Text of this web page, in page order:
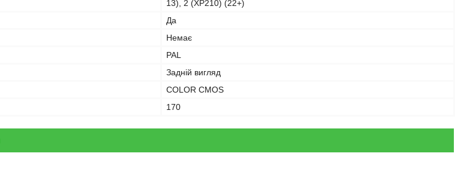
13), 2 (XP210) (22+)
Да
Немає
PAL
Задній вигляд
COLOR CMOS
170